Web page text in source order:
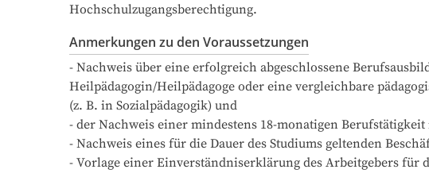
Hochschulzugangsberechtigung.
Anmerkungen zu den Voraussetzungen
- Nachweis über eine erfolgreich abgeschlossene
Heilpädagogin/Heilpädagoge oder eine vergleichbare
(z. B. in Sozialpädagogik) und
- der Nachweis einer mindestens 18-monatigen
- Nachweis eines für die Dauer des Studiums geltenden
- Vorlage einer Einverständniserklärung des Arbeitgebers für